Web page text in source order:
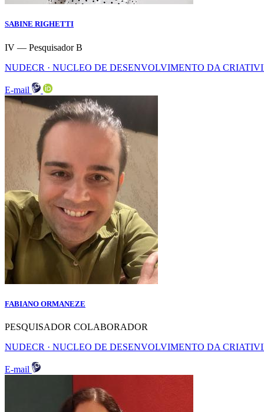
SABINE RIGHETTI
IV — Pesquisador B
NUDECR · NUCLEO DE DESENVOLVIMENTO DA
E-mail
FABIANO ORMANEZE
PESQUISADOR COLABORADOR
NUDECR · NUCLEO DE DESENVOLVIMENTO DA
E-mail